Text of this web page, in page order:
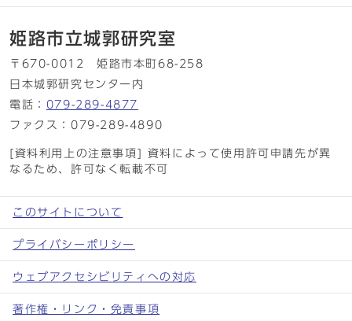
姫路市立城郭研究室
〒670-0012 姫路市本町68-258
日本城郭研究センター内
電話： 079-289-4877
ファクス：079-289-4890
[資料利用上の注意事項] 資料によって使用許可申請先が異
なるため、許可なく転載不可
このサイトについて
プライバシーポリシー
ウェブアクセシビリティへの対応
著作権・リンク・免責事項